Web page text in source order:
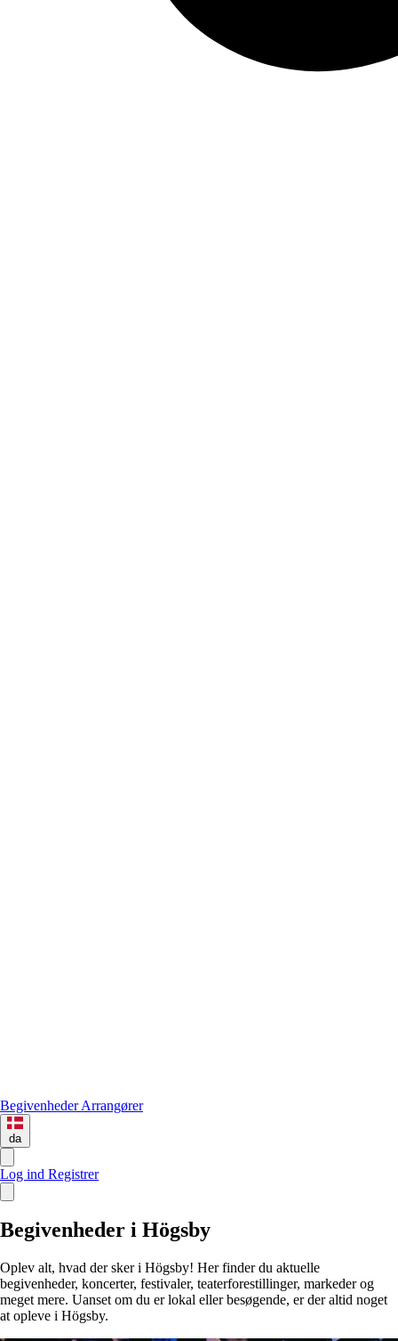
BegivenhederArrangører
da
Log ind Registrer
Begivenheder i Högsby
Oplev alt, hvad der sker i Högsby! Her finder du aktuelle
begivenheder, koncerter, festivaler, teaterforestillinger, markeder og
meget mere. Uanset om du er lokal eller besøgende, er der altid noget
at opleve i Högsby.